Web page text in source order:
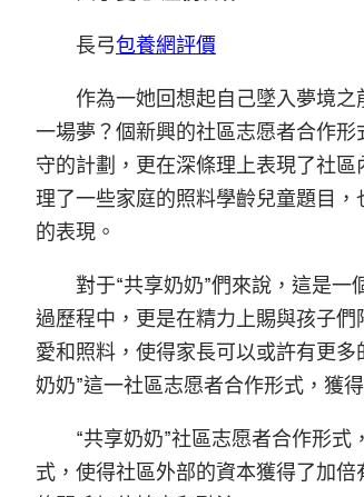
長弓包養網評價
作為一她回想起自己墜入夢境
一場夢？個新興的社區志愿者合作
守的計劃，更在深條理上表現了社
理了一些家庭的照料學齡兒童題目
的表現。
對于“共享奶奶”們來說，這是一
過歷程中，更是在精力上賜與孩子
愛和照料，使得家長可以或許有更多
奶奶”這一社區志愿者合作形式，獲
“共享奶奶”社區志愿者合作形
式，使得社區外部的資本獲得了加